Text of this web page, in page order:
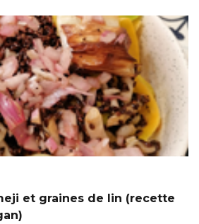
et graines de lin (recette